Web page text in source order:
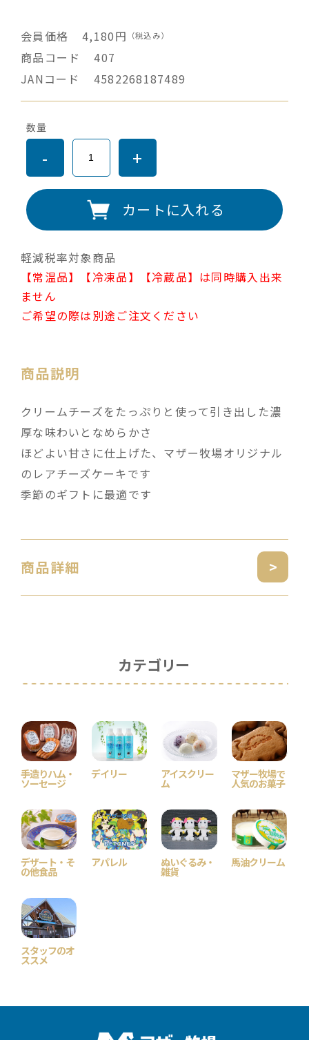
会員価格 4,180円 （税込み）
商品コード
407
JANコード
4582268187489
数量
- +
カートに入れる
軽減税率対象商品
【常温品】【冷凍品】【冷蔵品】は同時購入出来
ません
ご希望の際は別途ご注文ください
商品説明
クリームチーズをたっぷりと使って引き出した濃
厚な味わいとなめらかさ
ほどよい甘さに仕上げた、マザー牧場オリジナル
のレアチーズケーキです
季節のギフトに最適です
商品詳細
カテゴリー
手造りハム・
ソーセージ
デイリー アイスクリー
ム
マザー牧場で
人気のお菓子
デザート・そ
の他食品
アパレル ぬいぐるみ・
雑貨
馬油クリーム
スタッフのオ
ススメ